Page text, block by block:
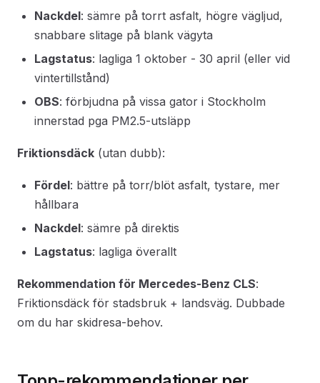
Nackdel: sämre på torrt asfalt, högre vägljud,
snabbare slitage på blank vägyta
Lagstatus: lagliga 1 oktober - 30 april (eller vid
vintertillstånd)
OBS: förbjudna på vissa gator i Stockholm
innerstad pga PM2.5-utsläpp
Friktionsdäck (utan dubb):
Fördel: bättre på torr/blöt asfalt, tystare, mer
hållbara
Nackdel: sämre på direktis
Lagstatus: lagliga överallt
Rekommendation för Mercedes-Benz CLS:
Friktionsdäck för stadsbruk + landsväg. Dubbade
om du har skidresa-behov.